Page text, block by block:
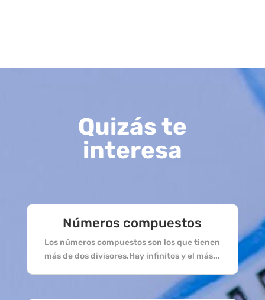
Quizás te
interesa
Números compuestos
Los números compuestos son los que tienen
más de dos divisores.Hay infinitos y el más...